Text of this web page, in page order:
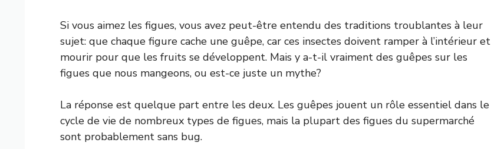
Si vous aimez les figues, vous avez peut-être entendu des traditions troublantes à leur
sujet: que chaque figure cache une guêpe, car ces insectes doivent ramper à l’intérieur et
mourir pour que les fruits se développent. Mais y a-t-il vraiment des guêpes sur les
figues que nous mangeons, ou est-ce juste un mythe?
La réponse est quelque part entre les deux. Les guêpes jouent un rôle essentiel dans le
cycle de vie de nombreux types de figues, mais la plupart des figues du supermarché
sont probablement sans bug.